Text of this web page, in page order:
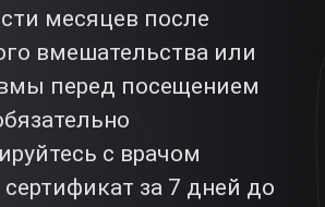
месяцев после
вмешательства или
перед посещением
с врачом
за 7 дней до